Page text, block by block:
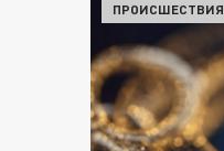
ПРОИСШЕСТВИЯ